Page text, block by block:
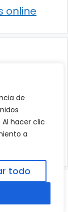
de
hacer clic
a
todo
online
Aviso Legal|